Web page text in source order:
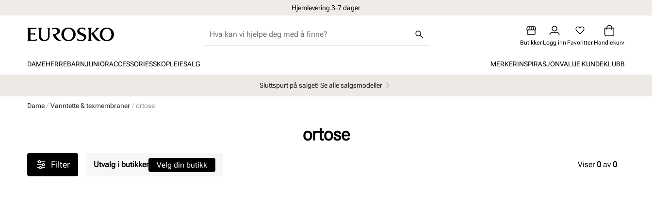
Hjemlevering 3-7 dager
Butikker Logg inn Favoritter Handlekurv
DAMEHERREBARNJUNIORACCESSORIESSKOPLEIESALG MERKERINSPIRASJONVALUE KUNDEKLUBB
Sluttspurt på salget! Se alle salgsmodeller
Dame Vanntette & texmembraner ortose
ortose
Filter Utvalg i butikker Velg din butikk Viser0 av 0